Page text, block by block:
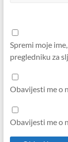
Spremi moje
pregledniku za
Obavijesti me o
Obavijesti me o